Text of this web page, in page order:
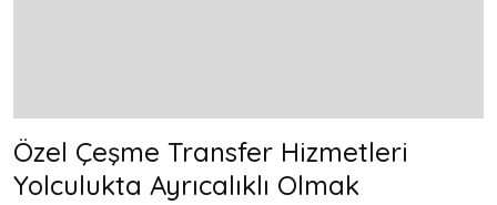
Özel Çeşme Transfer Hizmetleri
Yolculukta Ayrıcalıklı Olmak